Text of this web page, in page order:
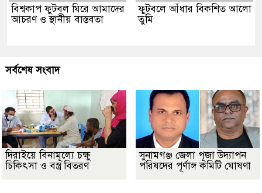
বিশ্বকাপ ফুটবল ঘিরে আমাদের
আচরণ ও স্থানীয় বাস্তবতা
ফুটবলে আঁধার বিকশিত আলো
তুমি
সর্বশেষ সংবাদ
দিরাইয়ে বিনামূল্যে চক্ষু
চিকিৎসা ও বস্ত্র বিতরণ
সুনামগঞ্জ জেলা পূজা উদ্যাপন
পরিষদের পূর্ণাঙ্গ কমিটি ঘোষণা